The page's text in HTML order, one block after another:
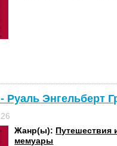
Энгельберт
Жанр(ы): Путешествия
мемуары